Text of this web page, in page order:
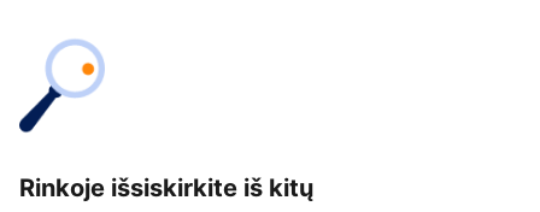
Rinkoje išsiskirkite iš kitų